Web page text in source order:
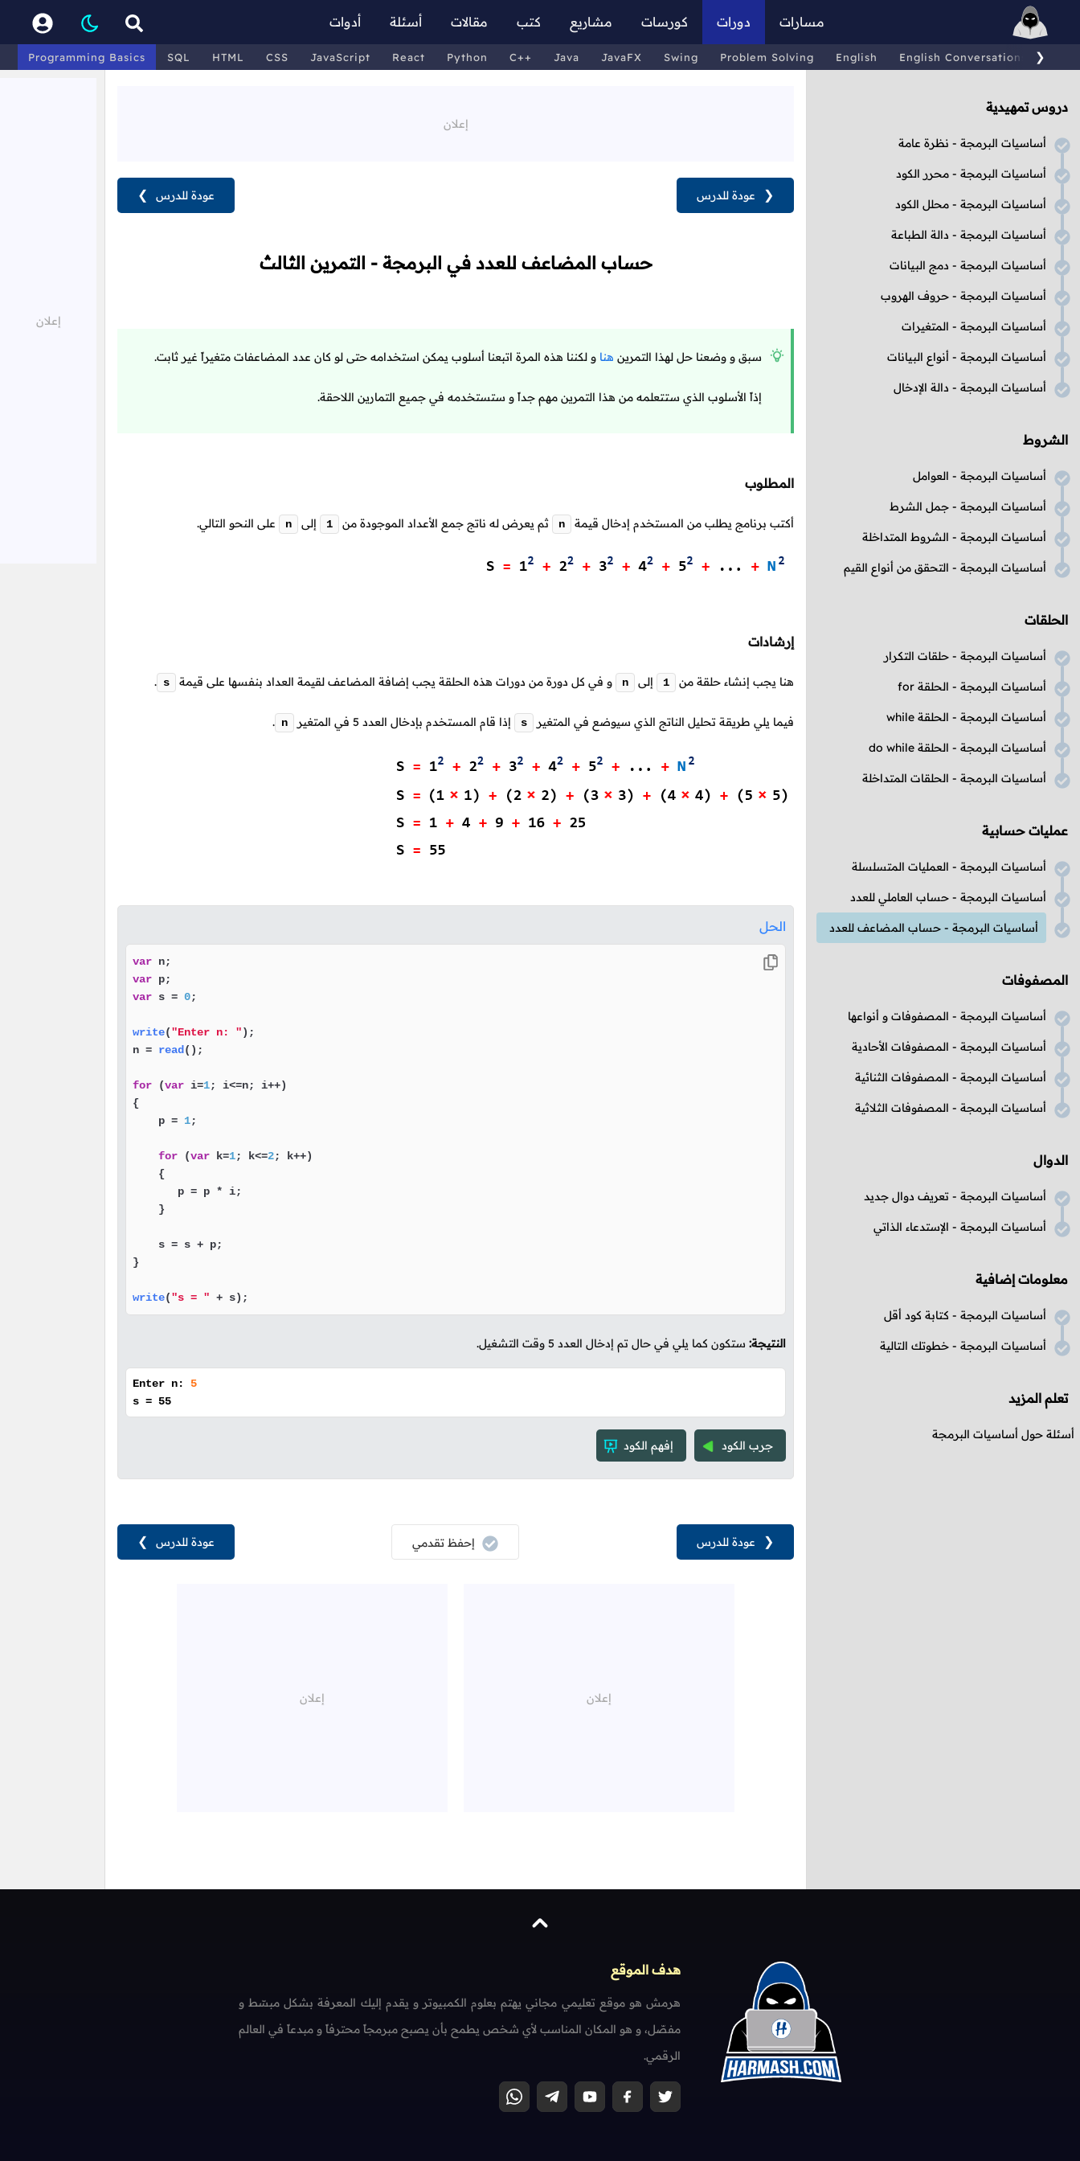
مسارات دورات كورسات مشاريع كتب مقالات أسئلة أدوات
Programming Basics SQL HTML CSS JavaScript React Python C++ Java JavaFX Swing Problem Solving English English Conversations ❯
دروس تمهيدية
أساسيات البرمجة - نظرة عامة
أساسيات البرمجة - محرر الكود
أساسيات البرمجة - محلل الكود
أساسيات البرمجة - دالة الطباعة
أساسيات البرمجة - دمج البيانات
أساسيات البرمجة - حروف الهروب
أساسيات البرمجة - المتغيرات
أساسيات البرمجة - أنواع البيانات
أساسيات البرمجة - دالة الإدخال
الشروط
أساسيات البرمجة - العوامل
أساسيات البرمجة - جمل الشرط
أساسيات البرمجة - الشروط المتداخلة
أساسيات البرمجة - التحقق من أنواع القيم
الحلقات
أساسيات البرمجة - حلقات التكرار
أساسيات البرمجة - الحلقة for
أساسيات البرمجة - الحلقة while
أساسيات البرمجة - الحلقة do while
أساسيات البرمجة - الحلقات المتداخلة
عمليات حسابية
أساسيات البرمجة - العمليات المتسلسلة
أساسيات البرمجة - حساب العاملي للعدد
أساسيات البرمجة - حساب المضاعف للعدد
المصفوفات
أساسيات البرمجة - المصفوفات و أنواعها
أساسيات البرمجة - المصفوفات الأحادية
أساسيات البرمجة - المصفوفات الثنائية
أساسيات البرمجة - المصفوفات الثلاثية
الدوال
أساسيات البرمجة - تعريف دوال جديد
أساسيات البرمجة - الإستدعاء الذاتي
معلومات إضافية
أساسيات البرمجة - كتابة كود أقل
أساسيات البرمجة - خطوتك التالية
تعلم المزيد
أسئلة حول أساسيات البرمجة
عودة للدرس ❯ ❮ عودة للدرس
حساب المضاعف للعدد في البرمجة - التمرين الثالث
سبق و وضعنا حل لهذا التمرين هنا و لكننا هذه المرة اتبعنا أسلوب يمكن استخدامه حتى لو كان عدد المضاعفات متغيراً غير ثابت.
إذاً الأسلوب الذي ستتعلمه من هذا التمرين مهم جداً و ستستخدمه في جميع التمارين اللاحقة.
المطلوب
أكتب برنامج يطلب من المستخدم إدخال قيمة n ثم يعرض له ناتج جمع الأعداد الموجودة من 1 إلى n على النحو التالي.
إرشادات
هنا يجب إنشاء حلقة من 1 إلى n و في كل دورة من دورات هذه الحلقة يجب إضافة المضاعف لقيمة العداد بنفسها على قيمة s
.
فيما يلي طريقة تحليل الناتج الذي سيوضع في المتغير s إذا قام المستخدم بإدخال العدد 5 في المتغير n
.
الحل
var
var
var s = 0;
write("Enter n: ");
n = read ();
for (var i=1; i<=n; i++)
{
    p =
1;
for (var k=1; k<=2; k++)
    {
       p = p * i;
    }
    s = s + p;
}
write("s = " + s);
النتيجة: ستكون كما يلي في حال تم إدخال العدد 5 وقت التشغيل.
Enter n: 5
s = 55
جرب الكود إفهم الكود
عودة للدرس ❯ إحفظ تقدمي ❮ عودة للدرس
هدف الموقع
هرمش هو موقع تعليمي مجاني يهتم بعلوم الكمبيوتر و يقدم إليك المعرفة بشكل مبسّط و
مفصّل، و هو المكان المناسب لأي شخص يطمح بأن يصبح مبرمجاً محترفاً و مبدعاً في العالم
الرقمي.